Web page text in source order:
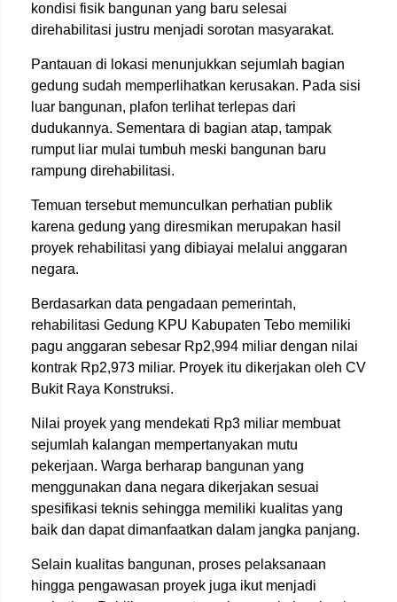
kondisi fisik bangunan yang baru selesai
direhabilitasi justru menjadi sorotan masyarakat.
Pantauan di lokasi menunjukkan sejumlah bagian
gedung sudah memperlihatkan kerusakan. Pada sisi
luar bangunan, plafon terlihat terlepas dari
dudukannya. Sementara di bagian atap, tampak
rumput liar mulai tumbuh meski bangunan baru
rampung direhabilitasi.
Temuan tersebut memunculkan perhatian publik
karena gedung yang diresmikan merupakan hasil
proyek rehabilitasi yang dibiayai melalui anggaran
negara.
Berdasarkan data pengadaan pemerintah,
rehabilitasi Gedung KPU Kabupaten Tebo memiliki
pagu anggaran sebesar Rp2,994 miliar dengan nilai
kontrak Rp2,973 miliar. Proyek itu dikerjakan oleh CV
Bukit Raya Konstruksi.
Nilai proyek yang mendekati Rp3 miliar membuat
sejumlah kalangan mempertanyakan mutu
pekerjaan. Warga berharap bangunan yang
menggunakan dana negara dikerjakan sesuai
spesifikasi teknis sehingga memiliki kualitas yang
baik dan dapat dimanfaatkan dalam jangka panjang.
Selain kualitas bangunan, proses pelaksanaan
hingga pengawasan proyek juga ikut menjadi